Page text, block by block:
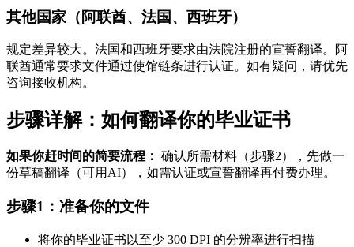
其他国家（阿联酋、法国、西班牙）
规定差异较大。法国和西班牙要求由法院注册的宣誓翻译。阿
联酋通常要求文件通过使馆链条进行认证。如有疑问，请优先
咨询接收机构。
步骤详解：如何翻译你的毕业证书
如果你赶时间的简要流程： 确认所需材料（步骤2），先做一
份草稿翻译（可用AI），如需认证或宣誓翻译再付费办理。
步骤1：准备你的文件
将你的毕业证书以至少 300 DPI 的分辨率进行扫描